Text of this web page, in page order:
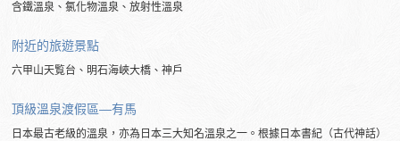
含鐵溫泉、氯化物溫泉、放射性溫泉
附近的旅遊景點
六甲山天覧台、明石海峽大橋、神戶
頂級溫泉渡假區―有馬
日本最古老級的溫泉，亦為日本三大知名溫泉之一。根據日本書紀（古代神話）